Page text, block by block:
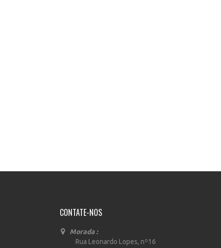
CONTATE-NOS
Morada :
Rua Leonardo Lopes, nº16